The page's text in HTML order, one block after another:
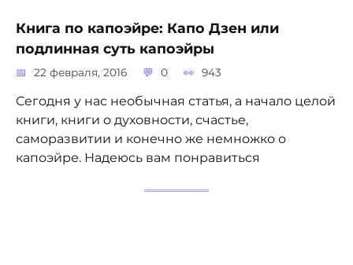
Книга по капоэйре: Капо Дзен или
подлинная суть капоэйры
22 февраля, 2016 0 943
Сегодня у нас необычная статья, а начало целой
книги, книги о духовности, счастье,
саморазвитии и конечно же немножко о
капоэйре. Надеюсь вам понравиться